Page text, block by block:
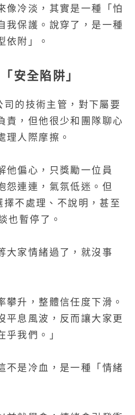
像冷淡，其實是一種「怕
我保護。說穿了，是一種
依附」。
安全陷阱」
的技術主管，對下屬要
責，但他很少和團隊聊心
理人際摩擦。
他偏心，只獎勵一位員
怨連連，氣氛低迷。但
不處理、不說明，甚至
也暫停了。
大家情緒過了，就沒事
攀升，整體信任度下滑。
平息風波，反而讓大家更
乎我們。」
不是冷血，是一種「情緒